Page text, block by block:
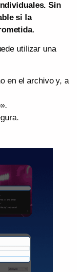
Sin
si la
utilizar una
en el archivo y, a